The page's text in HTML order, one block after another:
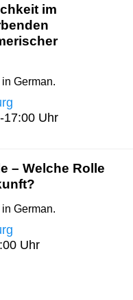
im
German.
17:00 Uhr
– Welche Rolle
German.
Uhr